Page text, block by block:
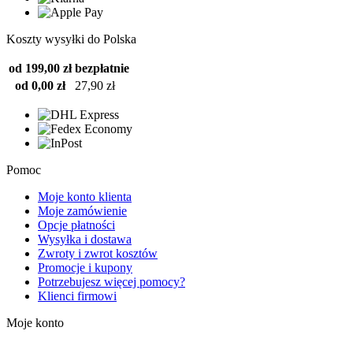
Koszty wysyłki do Polska
od 199,00 zł bezpłatnie
od 0,00 zł
27,90 zł
Pomoc
Moje konto klienta
Moje zamówienie
Opcje płatności
Wysyłka i dostawa
Zwroty i zwrot kosztów
Promocje i kupony
Potrzebujesz więcej pomocy?
Klienci firmowi
Moje konto